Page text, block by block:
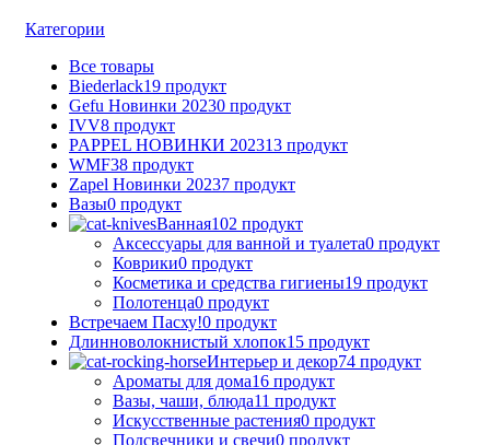
Категории
Все товары
Biederlack19 продукт
Gefu Новинки 20230 продукт
IVV8 продукт
PAPPEL НОВИНКИ 202313 продукт
WMF38 продукт
Zapel Новинки 20237 продукт
Вазы0 продукт
Ванная102 продукт
Аксессуары для ванной и туалета0 продукт
Коврики0 продукт
Косметика и средства гигиены19 продукт
Полотенца0 продукт
Встречаем Пасху!0 продукт
Длинноволокнистый хлопок15 продукт
Интерьер и декор74 продукт
Ароматы для дома16 продукт
Вазы, чаши, блюда11 продукт
Искусственные растения0 продукт
Подсвечники и свечи0 продукт